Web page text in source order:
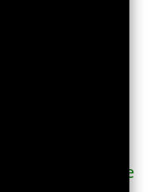
Надворной
Нежине
Немирове
Нетешине
Никополе
в Новой Каховке